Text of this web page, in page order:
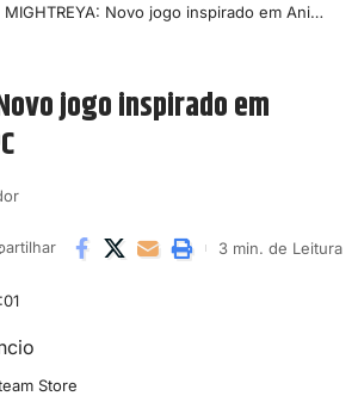
MIGHTREYA: Novo jogo inspirado em Anime para PC
jogo inspirado em
3 min. de Leitura
Store